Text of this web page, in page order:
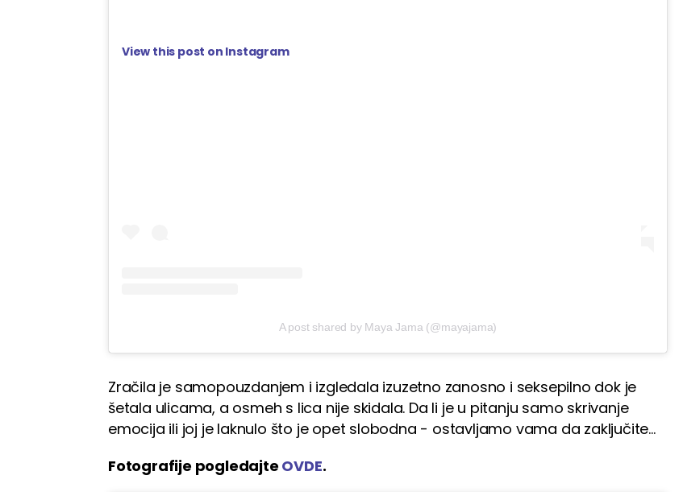
View this post on Instagram
A post shared by Maya Jama (@mayajama)
Zračila je samopouzdanjem i izgledala izuzetno zanosno i seksepilno dok je
šetala ulicama, a osmeh s lica nije skidala. Da li je u pitanju samo skrivanje
emocija ili joj je laknulo što je opet slobodna - ostavljamo vama da zaključite...
Fotografije pogledajte OVDE.